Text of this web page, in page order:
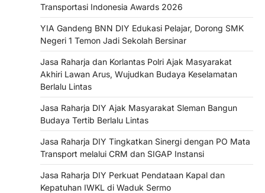
Transportasi Indonesia Awards 2026
YIA Gandeng BNN DIY Edukasi Pelajar, Dorong SMK
Negeri 1 Temon Jadi Sekolah Bersinar
Jasa Raharja dan Korlantas Polri Ajak Masyarakat
Akhiri Lawan Arus, Wujudkan Budaya Keselamatan
Berlalu Lintas
Jasa Raharja DIY Ajak Masyarakat Sleman Bangun
Budaya Tertib Berlalu Lintas
Jasa Raharja DIY Tingkatkan Sinergi dengan PO Mata
Transport melalui CRM dan SIGAP Instansi
Jasa Raharja DIY Perkuat Pendataan Kapal dan
Kepatuhan IWKL di Waduk Sermo